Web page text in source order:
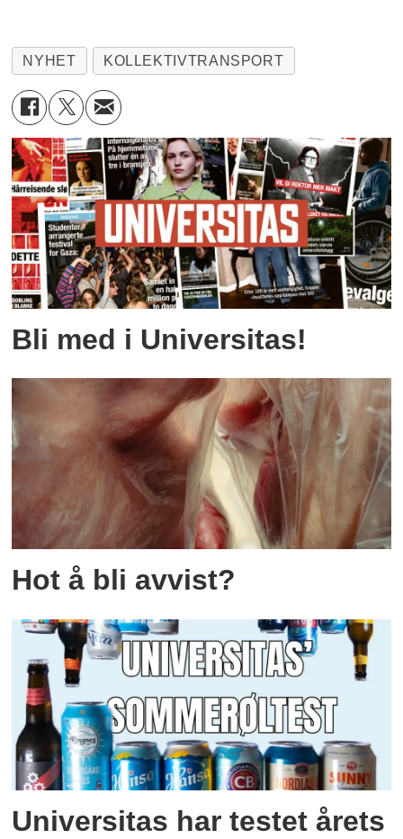
NYHET KOLLEKTIVTRANSPORT
Bli med i Universitas!
Hot å bli avvist?
Universitas har testet årets